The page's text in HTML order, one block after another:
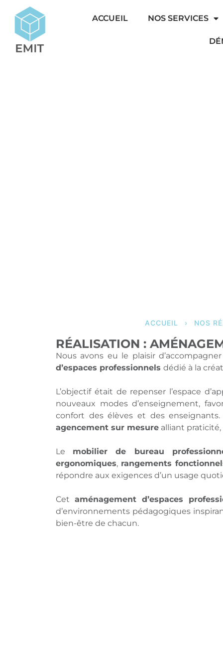
ACCUEIL NOS SERVICES
ACCUEIL › NOS
RÉALISATION :
Nous avons eu le plaisir
d’espaces professionnels dédié à la
L’objectif était de repenser l’espace
nouveaux modes d’enseignement,
confort des élèves et des
agencement sur mesure alliant
Le mobilier de bureau
ergonomiques, rangements
répondre aux exigences d’un usage
Cet aménagement d’espaces
d’environnements pédagogiques
bien-être de chacun.